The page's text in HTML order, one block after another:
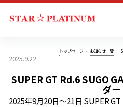
トップページ お知らせ一覧
2025.9.22
SUPER GT Rd.6 SUGO
ダー
2025年9月20日～21日 SUPER GT